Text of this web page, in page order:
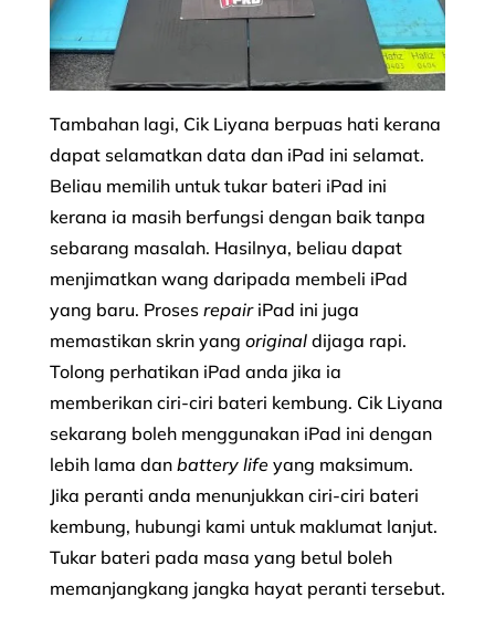
Tambahan lagi, Cik Liyana berpuas hati kerana
dapat selamatkan data dan iPad ini selamat.
Beliau memilih untuk tukar bateri iPad ini
kerana ia masih berfungsi dengan baik tanpa
sebarang masalah. Hasilnya, beliau dapat
menjimatkan wang daripada membeli iPad
yang baru. Proses repairiPad ini juga
memastikan skrin yang originaldijaga rapi.
Tolong perhatikan iPad anda jika ia
memberikan ciri-ciri bateri kembung. Cik Liyana
sekarang boleh menggunakan iPad ini dengan
lebih lama dan battery life yang maksimum.
Jika peranti anda menunjukkan ciri-ciri bateri
kembung, hubungi kami untuk maklumat lanjut.
Tukar bateri pada masa yang betul boleh
memanjangkang jangka hayat peranti tersebut.